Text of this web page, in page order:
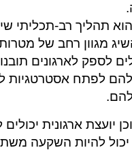
הוא תהליך רב-תכליתי
מגוון רחב של
לספק לארגונים
להם לפתח אסטרטגיות
וכן יועצת ארגונית
יכול להיות השקעה